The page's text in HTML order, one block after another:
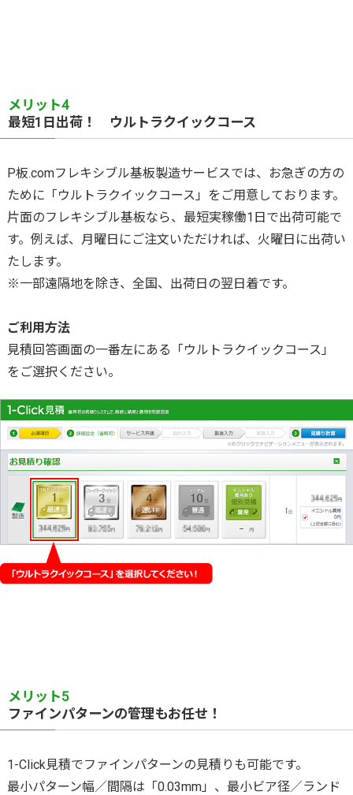
メリット4
最短1日出荷！ ウルトラクイックコース
P板.comフレキシブル基板製造サービスでは、お急ぎの方の
ために「ウルトラクイックコース」をご用意しております。
片面のフレキシブル基板なら、最短実稼働1日で出荷可能で
す。例えば、月曜日にご注文いただければ、火曜日に出荷い
たします。
※一部遠隔地を除き、全国、出荷日の翌日着です。
ご利用方法
見積回答画面の一番左にある「ウルトラクイックコース」
をご選択ください。
メリット5
ファインパターンの管理もお任せ！
1-Click見積でファインパターンの見積りも可能です。
最小パターン幅／間隔は「0.03mm」、最小ビア径／ランド